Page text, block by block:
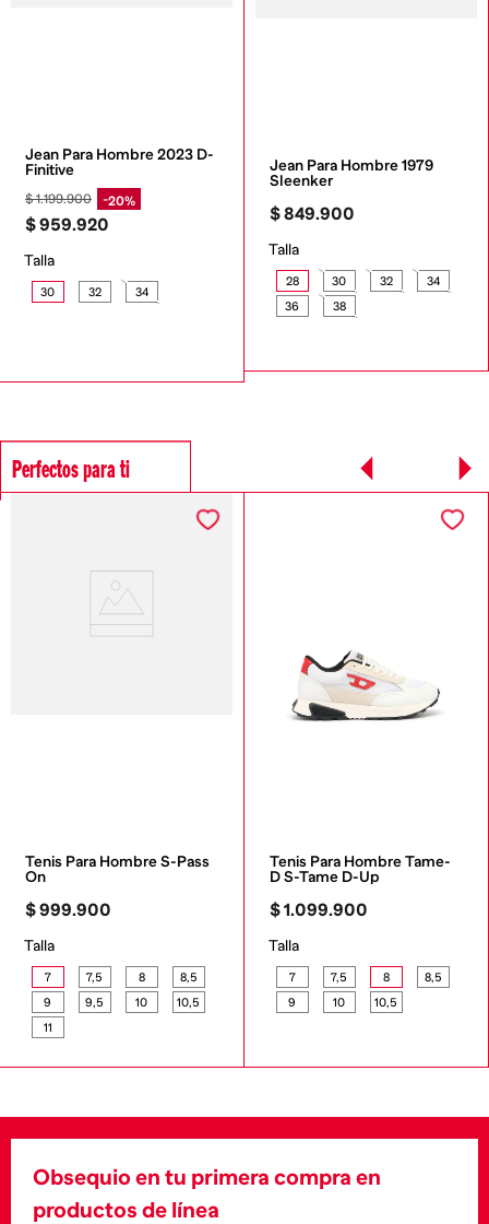
Jean Para Hombre 2023 D-
Finitive
$1.199.900 20%
$959.920
Talla
30 32 34
Jean Para Hombre 1979
Sleenker
$849.900
Talla
28 30 32
34
36
38
Perfectos para ti
Tenis Para Hombre S-Pass
On
$999.900
Talla
7 7,5 8
8,5
9
9,5 10
10,5
11
Tenis Para Hombre Tame-
D S-Tame D-Up
$1.099.900
Talla
7 7,5 8
8,5
9
10 10,5
Obsequio en tu primera compra en
productos de línea